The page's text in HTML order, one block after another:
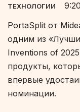
ТЕХНОЛОГИИ
PortaSplit от
одним из
Inventions of
продукты,
впервые
номинации.